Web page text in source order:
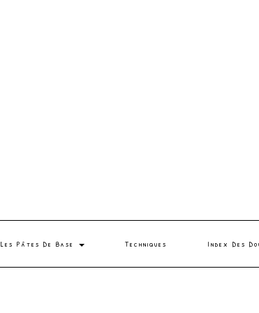
Les Pâtes De Base Techniques Index Des